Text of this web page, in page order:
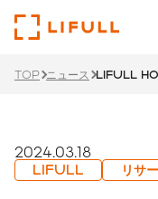
サービス
TOP ニュース LIFULL
2024.03.18
LIFULL リサ